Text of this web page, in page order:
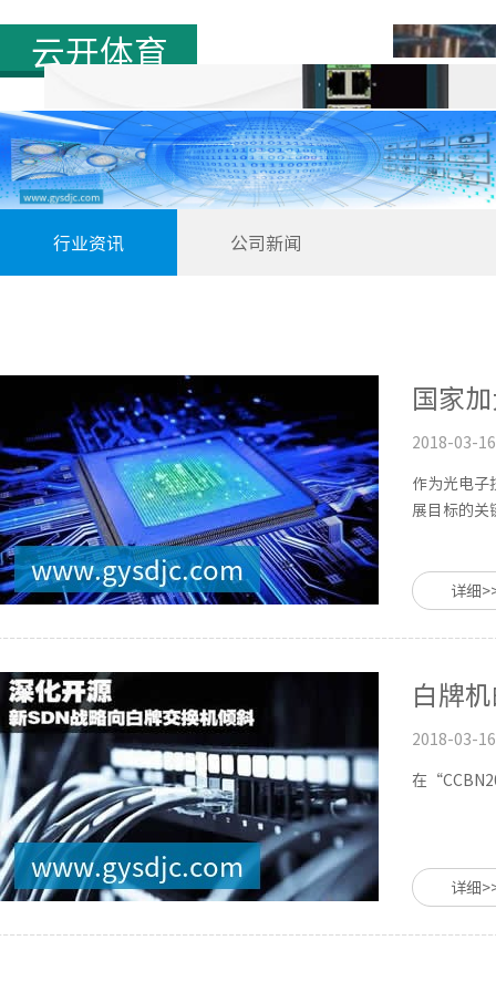
首页
联系我们
行业资讯 公司新闻
国家
2018-03-16
作为光电子
展目标的关
详细
白牌
2018-03-16
在
详细